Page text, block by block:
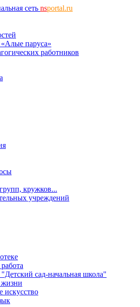
сеть nsportal.ru
паруса»
работников
кружков...
учреждений
сад-начальная школа"
жизни
искусство